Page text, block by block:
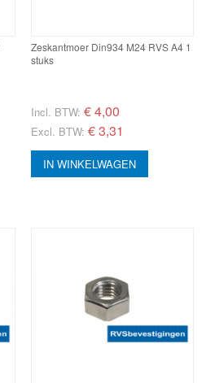
Zeskantmoer Din934 M24 RVS A4 1
stuks
Incl. BTW: €4,00
Excl. BTW: € 3,31
IN WINKELWAGEN